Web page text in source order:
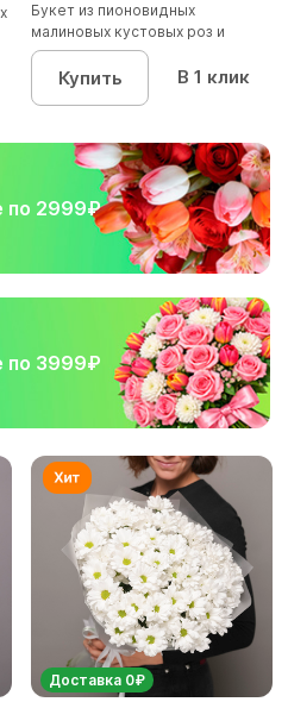
Букет из пионовидных
малиновых кустовых роз и
альстроме...
Купить В 1 клик
по 2999₽
по 3999₽
Доставка 0₽